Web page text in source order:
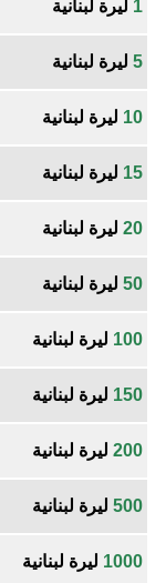
1 ليرة لبنانية
5 ليرة لبنانية
10 ليرة لبنانية
15 ليرة لبنانية
20 ليرة لبنانية
50 ليرة لبنانية
100 ليرة لبنانية
150 ليرة لبنانية
200 ليرة لبنانية
500 ليرة لبنانية
1000 ليرة لبنانية